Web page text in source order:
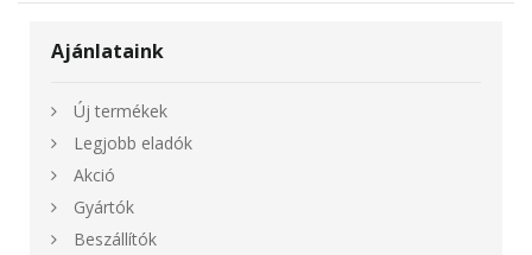
Ajánlataink
Új termékek
Legjobb eladók
Akció
Gyártók
Beszállítók